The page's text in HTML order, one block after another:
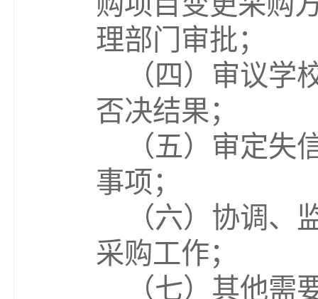
理部门审批；
（ 四 ）审议学
否决结果；
（五）审定失
事项；
（六）协调、
采购工作；
（七）其他需